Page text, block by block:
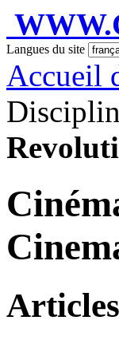
Langues du site
Accueil
Articles